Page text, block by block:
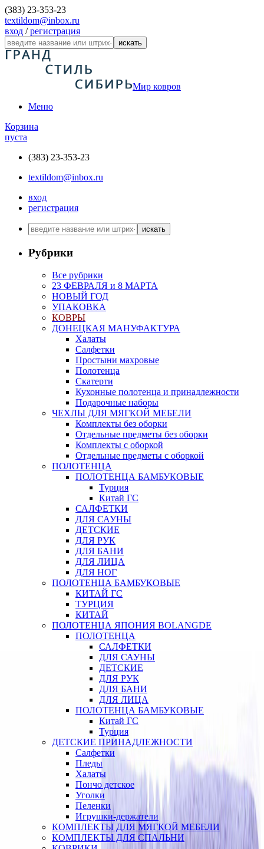
(383) 23-353-23
textildom@inbox.ru
вход /регистрация
искать
Мир ковров
Меню
Корзина
пуста
(383) 23-353-23
textildom@inbox.ru
вход
регистрация
искать
Рубрики
Все рубрики
23 ФЕВРАЛЯ и 8 МАРТА
НОВЫЙ ГОД
УПАКОВКА
КОВРЫ
ДОНЕЦКАЯ МАНУФАКТУРА
Халаты
Салфетки
Простыни махровые
Полотенца
Скатерти
Кухонные полотенца и принадлежности
Подарочные наборы
ЧЕХЛЫ ДЛЯ МЯГКОЙ МЕБЕЛИ
Комплекты без оборки
Отдельные предметы без оборки
Комплекты с оборкой
Отдельные предметы с оборкой
ПОЛОТЕНЦА
ПОЛОТЕНЦА БАМБУКОВЫЕ
Турция
Китай ГС
САЛФЕТКИ
ДЛЯ САУНЫ
ДЕТСКИЕ
ДЛЯ РУК
ДЛЯ БАНИ
ДЛЯ ЛИЦА
ДЛЯ НОГ
ПОЛОТЕНЦА БАМБУКОВЫЕ
КИТАЙ ГС
ТУРЦИЯ
КИТАЙ
ПОЛОТЕНЦА ЯПОНИЯ BOLANGDE
ПОЛОТЕНЦА
САЛФЕТКИ
ДЛЯ САУНЫ
ДЕТСКИЕ
ДЛЯ РУК
ДЛЯ БАНИ
ДЛЯ ЛИЦА
ПОЛОТЕНЦА БАМБУКОВЫЕ
Китай ГС
Турция
ДЕТСКИЕ ПРИНАДЛЕЖНОСТИ
Салфетки
Пледы
Халаты
Пончо детское
Уголки
Пеленки
Игрушки-держатели
КОМПЛЕКТЫ ДЛЯ МЯГКОЙ МЕБЕЛИ
КОМПЛЕКТЫ ДЛЯ СПАЛЬНИ